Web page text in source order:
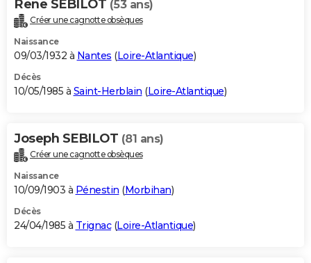
Rene SEBILOT (53 ans)
Créer une cagnotte obsèques
Naissance
09/03/1932 à Nantes (Loire-Atlantique)
Décès
10/05/1985 à Saint-Herblain (Loire-Atlantique)
Joseph SEBILOT (81 ans)
Créer une cagnotte obsèques
Naissance
10/09/1903 à Pénestin (Morbihan)
Décès
24/04/1985 à Trignac(Loire-Atlantique)